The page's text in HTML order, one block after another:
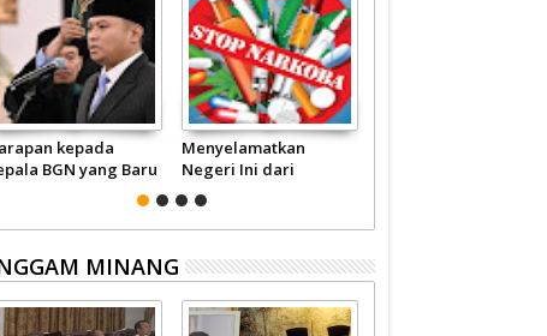
kepada
BGN yang Baru
Menyelamatkan
Negeri Ini dari
Narkoba
MINANG